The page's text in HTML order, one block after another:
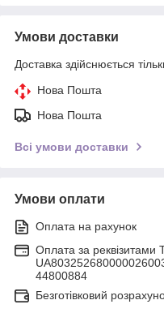
Умови доставки
Доставка здійснюється
Нова Пошта
Нова Пошта
Всі умови доставки
Умови оплати
Оплата на рахунок
Оплата за
44800884
Безготівковий